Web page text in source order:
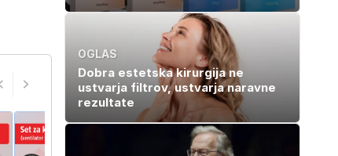
OGLAS
Dobra estetska kirurgija ne
ustvarja filtrov, ustvarja naravne
rezultate